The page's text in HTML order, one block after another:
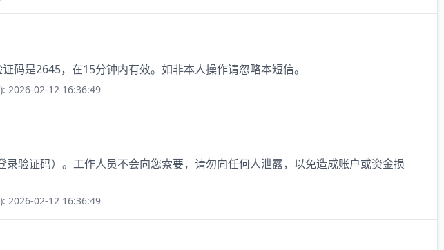
证码是2645，在15分钟内有效。如非本人操作请忽略本短信。
2026-02-12 16:36:49
录验证码）。工作人员不会向您索要，请勿向任何人泄露，以免造成账户或资金损
2026-02-12 16:36:49